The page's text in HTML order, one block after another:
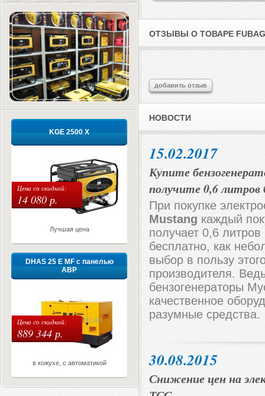
KGE 2500 X
Цена со скидкой:
14 080 р.
Лучшая цена
DHAS 25 E MF с панелью
АВР
Цена со скидкой:
889 344 р.
в кожухе, с автоматикой
ОТЗЫВЫ О ТОВАРЕ
добавить отзыв
НОВОСТИ
15.02.2017
Купите
получите 0,6
При покупке
Mustang каждый
получает 0,6
бесплатно, как
выбор в пользу
производителя.
бензогенераторы
качественное
разумные средства.
30.08.2015
Снижение цен на